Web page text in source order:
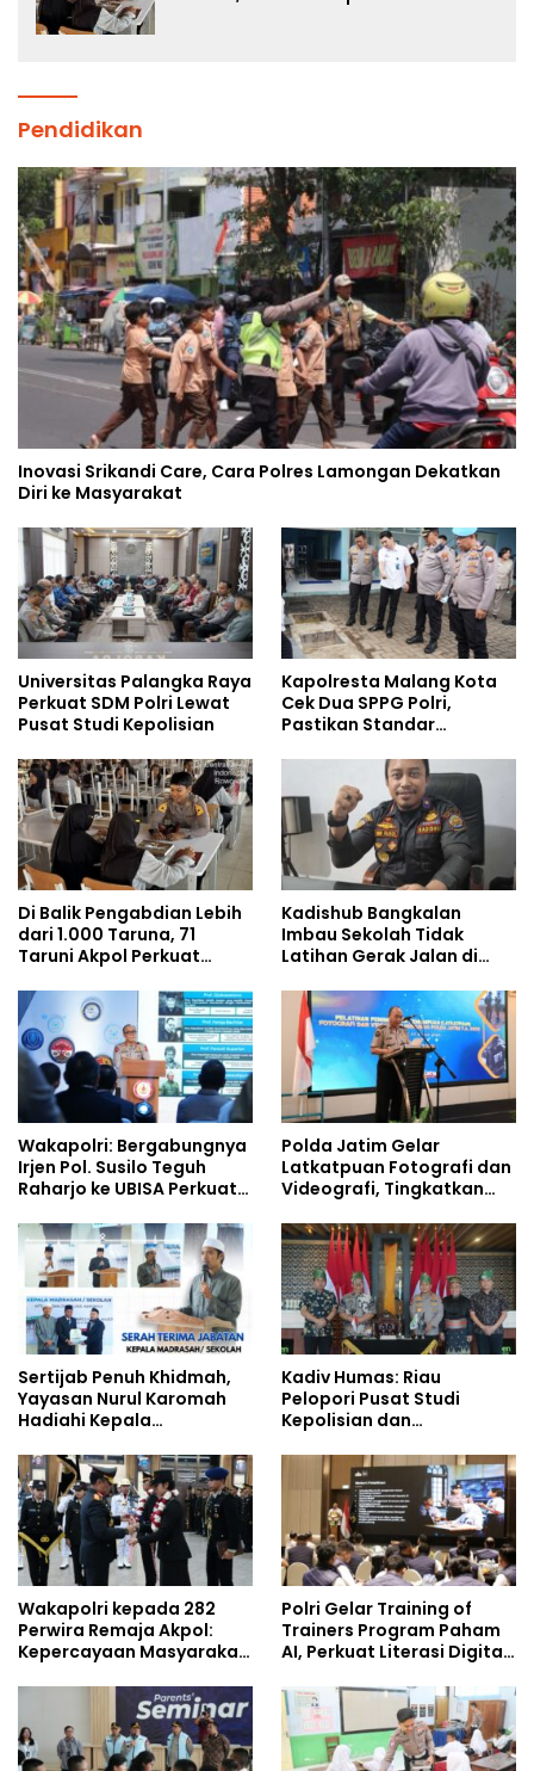
Pendidikan
Inovasi Srikandi Care, Cara Polres Lamongan Dekatkan
Diri ke Masyarakat
Universitas Palangka Raya
Perkuat SDM Polri Lewat
Pusat Studi Kepolisian
Kapolresta Malang Kota
Cek Dua SPPG Polri,
Pastikan Standar
Pengelolaan Limbah
Berjalan Optimal
Di Balik Pengabdian Lebih
dari 1.000 Taruna, 71
Taruni Akpol Perkuat
Siswa Sekolah Rakyat
Kadishub Bangkalan
Imbau Sekolah Tidak
Latihan Gerak Jalan di
Wakapolri: Bergabungnya
Irjen Pol. Susilo Teguh
Raharjo ke UBISA Perkuat
Studi Kepolisian
Polda Jatim Gelar
Latkatpuan Fotografi dan
Videografi, Tingkatkan
Era Digital
Sertijab Penuh Khidmah,
Yayasan Nurul Karomah
Hadiahi Kepala
Umrah
Kadiv Humas: Riau
Pelopori Pusat Studi
Kepolisian dan
Policing Masuki Babak
Wakapolri kepada 282
Perwira Remaja Akpol:
Kepercayaan Masyarakat
Polri Gelar Training of
Trainers Program Paham
AI, Perkuat Literasi Digital